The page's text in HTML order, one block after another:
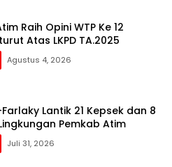
Raih Opini WTP Ke 12
Atas LKPD TA.2025
Agustus 4, 2026
Lantik 21 Kepsek dan 8
Pemkab Atim
Juli 31, 2026